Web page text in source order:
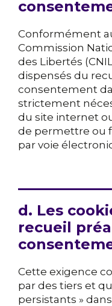
Conformément
Commission
des Libertés
dispensés du
consentement
strictement
du site internet
de permettre ou
par voie
d. Les
recueil
Cette exigence
par des tiers et
persistants »